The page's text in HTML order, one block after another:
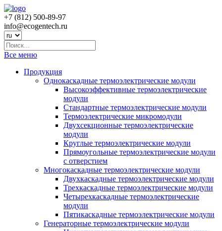
+7 (812) 500-89-97
info@ecogеntech.ru
Все меню
Продукция
Однокаскадные термоэлектрические модули
Высокоэффективные термоэлектрические
модули
Стандартные термоэлектрические модули
Термоэлектрические микромодули
Двухсекционные термоэлектрические
модули
Круглые термоэлектрические модули
Прямоугольные термоэлектрические модули
с отверстием
Многокаскадные термоэлектрические модули
Двухкаскадные термоэлектрические модули
Трехкаскадные термоэлектрические модули
Четырехкаскадные термоэлектрические
модули
Пятикаскадные термоэлектрические модули
Генераторные термоэлектрические модули